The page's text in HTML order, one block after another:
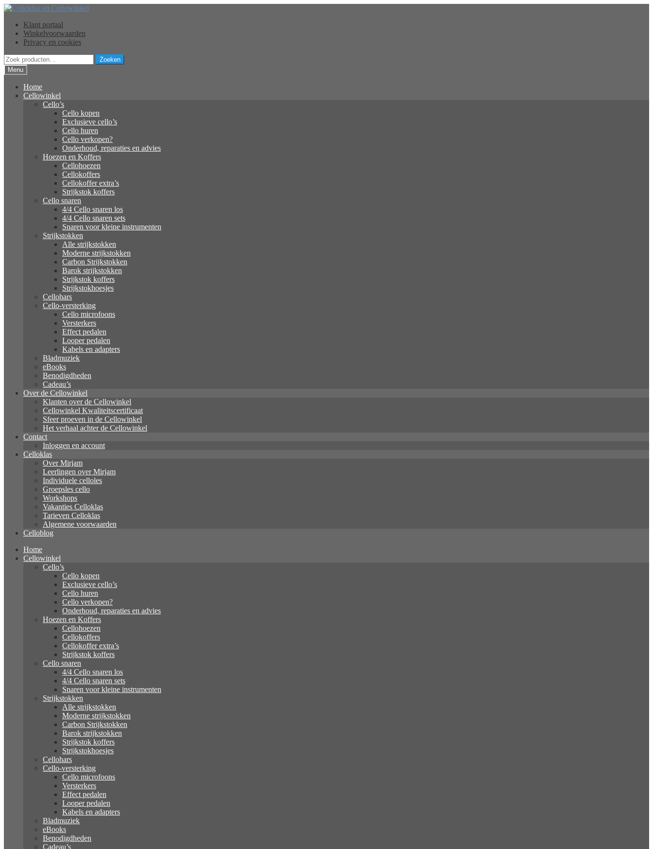
Ga
naar
navigatie
Ga
inhoud
Klant portaal
Winkelvoorwaarden
Privacy en cookies
Zoeken
naar:
Zoeken
Menu
Home
Cellowinkel
Cello’s
Cello kopen
Exclusieve cello’s
Cello huren
Cello verkopen?
Onderhoud, reparaties en advies
Hoezen en Koffers
Cellohoezen
Cellokoffers
Cellokoffer extra’s
Strijkstok koffers
Cello snaren
4/4 Cello snaren los
4/4 Cello snaren sets
Snaren voor kleine instrumenten
Strijkstokken
Alle strijkstokken
Moderne strijkstokken
Carbon Strijkstokken
Barok strijkstokken
Strijkstok koffers
Strijkstokhoesjes
Cellohars
Cello-versterking
Cello microfoons
Versterkers
Effect pedalen
Looper pedalen
Kabels en adapters
Bladmuziek
eBooks
Benodigdheden
Cadeau’s
Over de Cellowinkel
Klanten over de Cellowinkel
Cellowinkel Kwaliteitscertificaat
Sfeer proeven in de Cellowinkel
Het verhaal achter de Cellowinkel
Contact
Inloggen en account
Celloklas
Over Mirjam
Leerlingen over Mirjam
Individuele celloles
Groepsles cello
Workshops
Vakanties Celloklas
Tarieven Celloklas
Algemene voorwaarden
Celloblog
Home
Cellowinkel
Cello’s
Cello kopen
Exclusieve cello’s
Cello huren
Cello verkopen?
Onderhoud, reparaties en advies
Hoezen en Koffers
Cellohoezen
Cellokoffers
Cellokoffer extra’s
Strijkstok koffers
Cello snaren
4/4 Cello snaren los
4/4 Cello snaren sets
Snaren voor kleine instrumenten
Strijkstokken
Alle strijkstokken
Moderne strijkstokken
Carbon Strijkstokken
Barok strijkstokken
Strijkstok koffers
Strijkstokhoesjes
Cellohars
Cello-versterking
Cello microfoons
Versterkers
Effect pedalen
Looper pedalen
Kabels en adapters
Bladmuziek
eBooks
Benodigdheden
Cadeau’s